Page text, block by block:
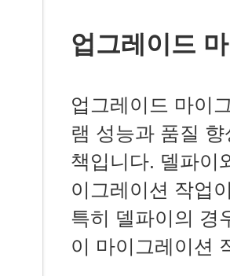
업그레이드
업그레이드 마이
램 성능과 품질
책입니다. 델파이
이그레이션 작업
특히 델파이의 경
이 마이그레이션